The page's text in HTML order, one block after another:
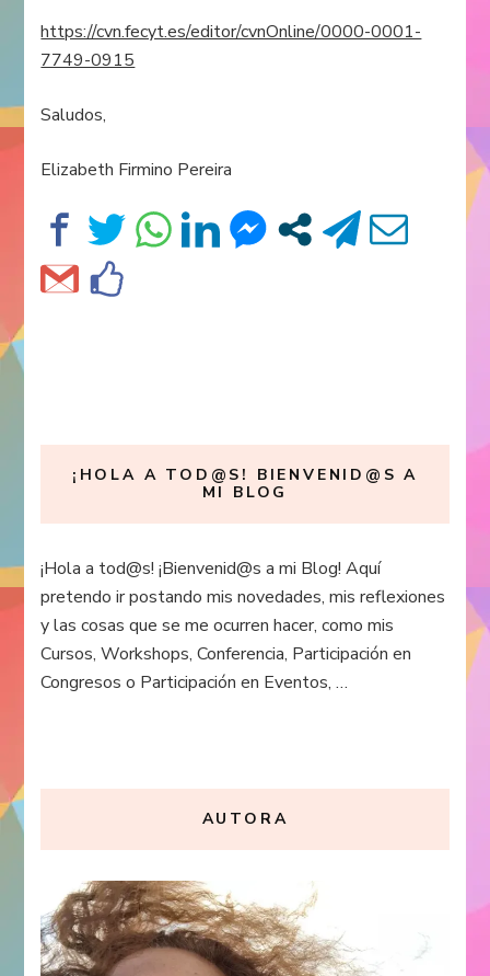
https://cvn.fecyt.es/editor/cvnOnline/0000-0001-
7749-0915
Saludos,
Elizabeth Firmino Pereira
¡HOLA A TOD@S! BIENVENID@S A
MI BLOG
¡Hola a tod@s! ¡Bienvenid@s a mi Blog! Aquí
pretendo ir postando mis novedades, mis reflexiones
y las cosas que se me ocurren hacer, como mis
Cursos, Workshops, Conferencia, Participación en
Congresos o Participación en Eventos, …
AUTORA